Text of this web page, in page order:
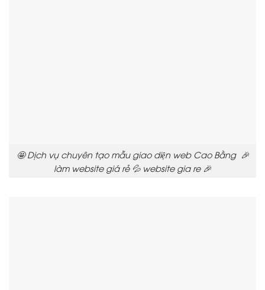
🤩 Dịch vụ chuyên tạo mẫu giao diện web Cao Bằng 🎉
làm website giá rẻ 💦 website gia re 🎉